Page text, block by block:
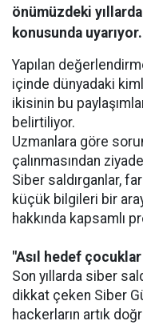
önümüzdeki
konusunda uyarıyor.
Yapılan
içinde dünyadaki
ikisinin bu
belirtiliyor.
Uzmanlara göre
çalınmasından
Siber saldırganlar,
küçük bilgileri bir
hakkında kapsamlı
"Asıl hedef
Son yıllarda siber
dikkat çeken Siber
hackerların artık